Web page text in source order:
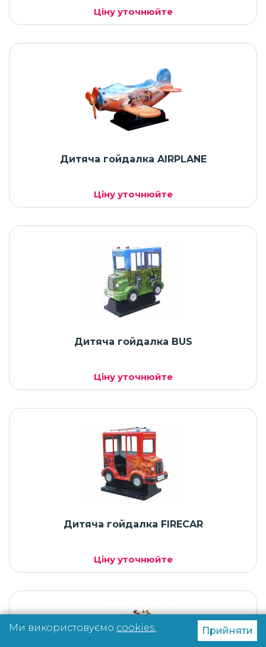
Ціну уточнюйте
Дитяча гойдалка AIRPLANE
Ціну уточнюйте
Дитяча гойдалка BUS
Ціну уточнюйте
Дитяча гойдалка FIRECAR
Ціну уточнюйте
Ми використовуємо cookies. Прийняти